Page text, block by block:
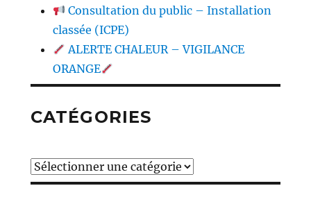
Consultation du public – Installation
classée (ICPE)
ALERTE CHALEUR – VIGILANCE
ORANGE
CATÉGORIES
Catégories